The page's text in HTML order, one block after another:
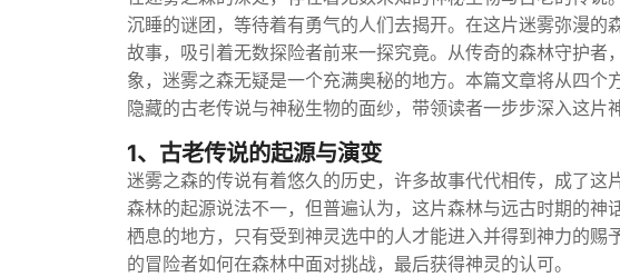
沉睡的谜团，等待着有勇气的人们去揭开。在这片迷雾弥漫
故事，吸引着无数探险者前来一探究竟。从传奇的森林守护
象，迷雾之森无疑是一个充满奥秘的地方。本篇文章将从四
隐藏的古老传说与神秘生物的面纱，带领读者一步步深入这片
1、古老传说的起源与演变
迷雾之森的传说有着悠久的历史，许多故事代代相传，成了
森林的起源说法不一，但普遍认为，这片森林与远古时期的
栖息的地方，只有受到神灵选中的人才能进入并得到神力的
的冒险者如何在森林中面对挑战，最后获得神灵的认可。